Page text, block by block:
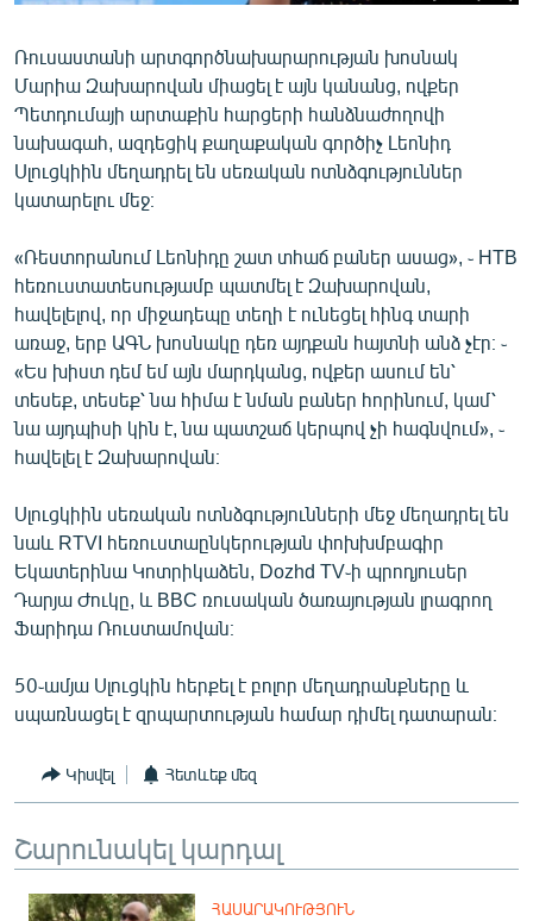
ԱՐԽԻՎ
ՏԵՍԱՆՅՈՒԹԵՐ
ԲԱՆԱՎԵՃ
ՁԳՏԵԼՈՎ ԼԱՎԱԳՈՒՅՆԻՆ
Հայերեն
English
Русский
ՀԵՏԵՎԵՔ ՄԵԶ
«Ազատության» բոլոր կայքերը
Ռուսաստանի արտգործնախարարության խոսնակ
Մարիա Զախարովան միացել է այն կանանց, ովքեր
Պետդումայի արտաքին հարցերի հանձնաժողովի
նախագահ, ազդեցիկ քաղաքական գործիչ Լեոնիդ
Սլուցկիին մեղադրել են սեռական ոտնձգություններ
կատարելու մեջ։
«Ռեստորանում Լեոնիդը շատ տհաճ բաներ ասաց», ֊ НТВ
հեռուստատեսությամբ պատմել է Զախարովան,
հավելելով, որ միջադեպը տեղի է ունեցել հինգ տարի
առաջ, երբ ԱԳՆ խոսնակը դեռ այդքան հայտնի անձ չէր։ ֊
«Ես խիստ դեմ եմ այն մարդկանց, ովքեր ասում են՝
տեսեք, տեսեք՝ նա հիմա է նման բաներ հորինում, կամ՝
նա այդպիսի կին է, նա պատշաճ կերպով չի հագնվում», ֊
հավելել է Զախարովան։
Սլուցկիին սեռական ոտնձգությունների մեջ մեղադրել են
նաև RTVI հեռուստաընկերության փոխխմբագիր
Եկատերինա Կոտրիկաձեն, Dozhd TV֊ի պրոդյուսեր
Դարյա Ժուկը, և BBC ռուսական ծառայության լրագրող
Ֆարիդա Ռուստամովան։
50֊ամյա Սլուցկին հերքել է բոլոր մեղադրանքները և
սպառնացել է զրպարտության համար դիմել դատարան։
Կիսվել Հետևեք մեզ
Շարունակել կարդալ
ՀԱՍԱՐԱԿՈՒԹՅՈՒՆ